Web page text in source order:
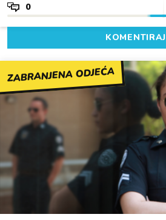
0
KOMENTIRAJ
ZABRANJENA ODJEĆA